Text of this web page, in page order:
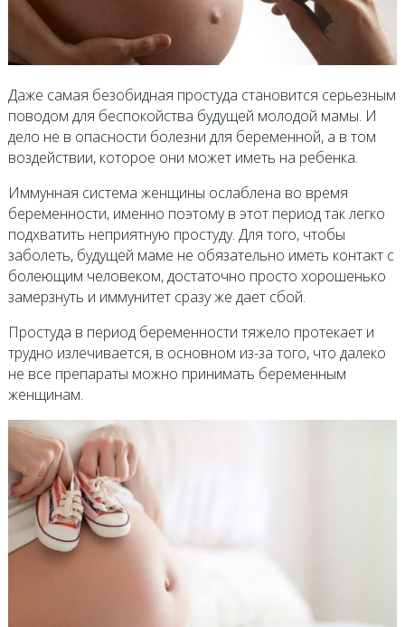
Даже самая безобидная простуда становится серьезным
поводом для беспокойства будущей молодой мамы. И
дело не в опасности болезни для беременной, а в том
воздействии, которое они может иметь на ребенка.
Иммунная система женщины ослаблена во время
беременности, именно поэтому в этот период так легко
подхватить неприятную простуду. Для того, чтобы
заболеть, будущей маме не обязательно иметь контакт с
болеющим человеком, достаточно просто хорошенько
замерзнуть и иммунитет сразу же дает сбой.
Простуда в период беременности тяжело протекает и
трудно излечивается, в основном из-за того, что далеко
не все препараты можно принимать беременным
женщинам.